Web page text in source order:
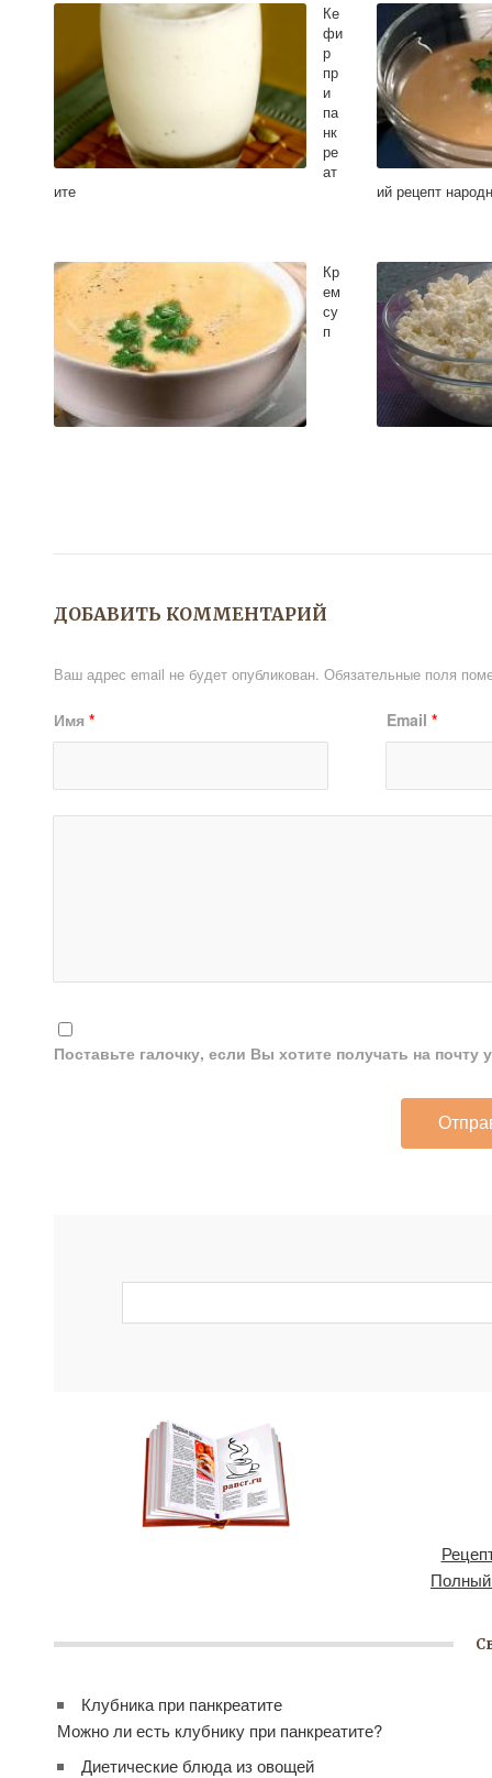
Ке
фи
р
пр
и
па
нк
ре
ат
ите
ий рецепт
Кр
ем
су
п
ДОБАВИТЬ КОММЕНТАРИЙ
Ваш адрес email не будет опубликован. Обязательные поля
Имя * Email *
Поставьте галочку, если Вы хотите получать на
Клубника при панкреатите
Можно ли есть клубнику при панкреатите?
Диетические блюда из овощей